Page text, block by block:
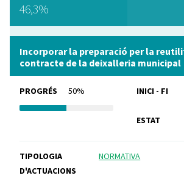
46,3%
Incorporar la preparació per la
contracte de la deixalleria municipal
PROGRÉS 50% INICI - FI
ESTAT
TIPOLOGIA
D'ACTUACIONS
NORMATIVA